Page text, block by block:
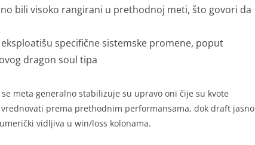
bili visoko rangirani u prethodnoj meti, što govori da
specifične sistemske promene, poput
dragon soul tipa
meta generalno stabilizuje su upravo oni čije su kvote
prema prethodnim performansama, dok draft jasno
vidljiva u win/loss kolonama.